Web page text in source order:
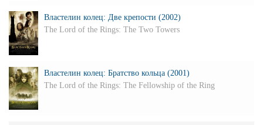
Властелин колец: Две крепости (2002)
The Lord of the Rings: The Two Towers
Властелин колец: Братство кольца (2001)
The Lord of the Rings: The Fellowship of the Ring